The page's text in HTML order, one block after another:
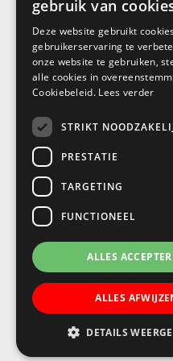
tel.: +31
e-mail:
© Copyright 2019 - 2026
gebruik van
Deze website gebruikt
gebruikerservaring te
onze website te gebruiken,
alle cookies in
Cookiebeleid. Lees verder
STRIKT
PRESTATIE
TARGETING
FUNCTIONEEL
ALLES
ALLES
DETAILS